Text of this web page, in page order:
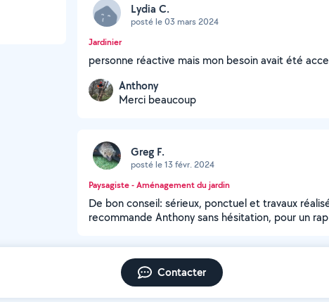
Lydia C.
posté le 03 mars 2024
Jardinier
personne réactive mais mon besoin avait été
Anthony
Merci beaucoup
Greg F.
posté le 13 févr. 2024
Paysagiste - Aménagement du jardin
De bon conseil: sérieux, ponctuel et travaux
recommande Anthony sans hésitation, pour un
Contacter